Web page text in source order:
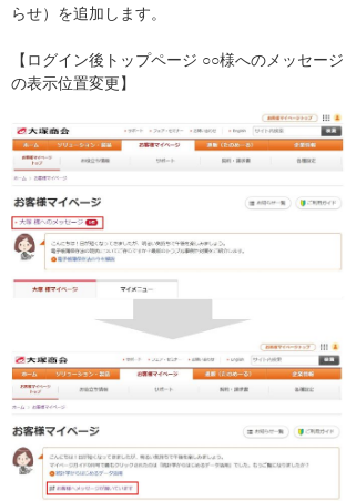
らせ）を追加します。
【ログイン後トップページ ○○様へのメッセージ
の表示位置変更】